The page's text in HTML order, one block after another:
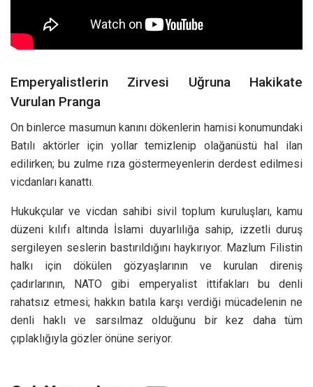
Emperyalistlerin Zirvesi Uğruna Hakikate
Vurulan Pranga
On binlerce masumun kanını dökenlerin hamisi konumundaki
Batılı aktörler için yollar temizlenip olağanüstü hal ilan
edilirken; bu zulme rıza göstermeyenlerin derdest edilmesi
vicdanları kanattı.
Hukukçular ve vicdan sahibi sivil toplum kuruluşları, kamu
düzeni kılıfı altında İslami duyarlılığa sahip, izzetli duruş
sergileyen seslerin bastırıldığını haykırıyor. Mazlum Filistin
halkı için dökülen gözyaşlarının ve kurulan direniş
çadırlarının, NATO gibi emperyalist ittifakları bu denli
rahatsız etmesi; hakkın batıla karşı verdiği mücadelenin ne
denli haklı ve sarsılmaz olduğunu bir kez daha tüm
çıplaklığıyla gözler önüne seriyor.